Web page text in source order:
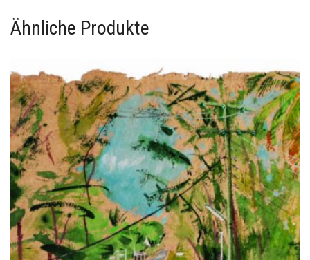
Ähnliche Produkte